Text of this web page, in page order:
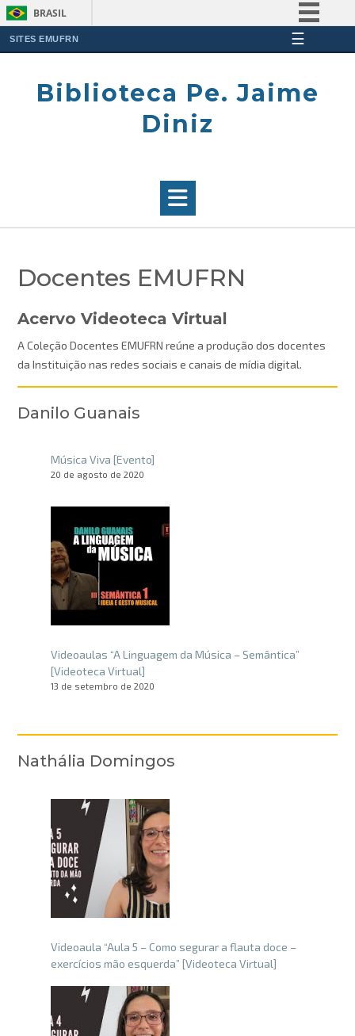
BRASIL
Participe
SITES EMUFRN ☰
Biblioteca Pe. Jaime
Diniz
Docentes EMUFRN
Acervo Videoteca Virtual
A Coleção Docentes EMUFRN reúne a produção dos docentes
da Instituição nas redes sociais e canais de mídia digital.
Danilo Guanais
Música Viva [Evento]
20 de agosto de 2020
Videoaulas “A Linguagem da Música – Semântica”
[Videoteca Virtual]
13 de setembro de 2020
Nathália Domingos
Videoaula “Aula 5 – Como segurar a flauta doce –
exercícios mão esquerda” [Videoteca Virtual]